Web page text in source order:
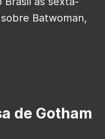
Batwoman,
de Gotham